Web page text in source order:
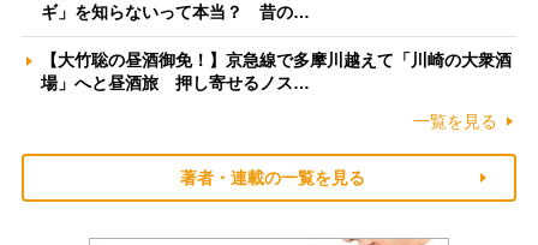
ギ」を知らないって本当？ 昔の…
【大竹聡の昼酒御免！】京急線で多摩川越えて「川崎の大衆酒
場」へと昼酒旅 押し寄せるノス…
一覧を見る
著者・連載の一覧を見る